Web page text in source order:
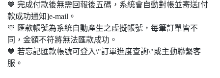
💙 完成付款後無需回報後五碼，系統會自動對帳並寄送[付
款成功通知]e-mail。
💙 匯款帳號為系統自動產生之虛擬帳號，每筆訂單皆不
同，金額不符將無法匯款成功。
💙 若忘記匯款帳號可登入\"訂單進度查詢\"或主動聯繫客
服。